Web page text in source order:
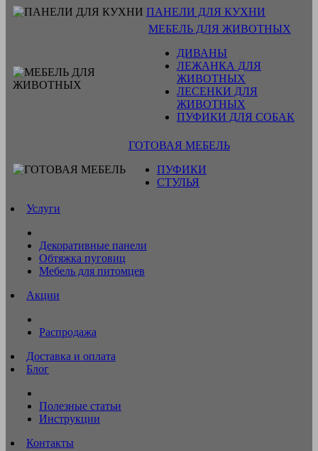
ПАНЕЛИ ДЛЯ КУХНИ
МЕБЕЛЬ ДЛЯ ЖИВОТНЫХ
ДИВАНЫ
ЛЕЖАНКА ДЛЯ
ЖИВОТНЫХ
ЛЕСЕНКИ ДЛЯ
ЖИВОТНЫХ
ПУФИКИ ДЛЯ СОБАК
ГОТОВАЯ МЕБЕЛЬ
ПУФИКИ
СТУЛЬЯ
Услуги
Декоративные панели
Обтяжка пуговиц
Мебель для питомцев
Акции
Распродажа
Доставка и оплата
Блог
Полезные статьи
Инструкции
Контакты